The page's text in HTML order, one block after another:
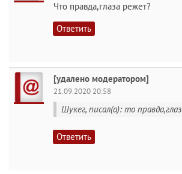
Что правда,глаза режет?
Ответить
[удалено модератором]
21.09.2020 20:58
Шукег, писал(а): то правда,глаз
Ответить